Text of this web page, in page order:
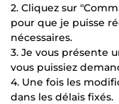
2. Cliquez sur
pour que je puisse
nécessaires.
3. Je vous présente
vous puissiez
4. Une fois les
dans les délais fixés.